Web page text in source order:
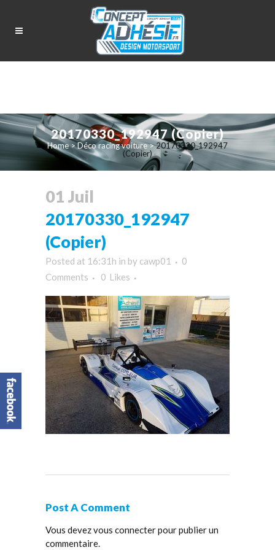
20170330_192947 (Copier)
Home>Déco racing voiture>20170330_192947
(Copier)
01 Juil
20170330_192947
(Copier)
Posted at 16:31h in by cawp01
0
Comments
0 Likes
Post A Comment
Vous devezvous connecterpour publier un
commentaire.